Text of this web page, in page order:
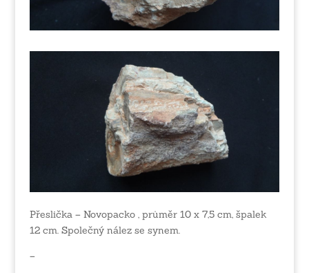
Přeslička – Novopacko , průměr 10 x 7,5 cm, špalek
12 cm. Společný nález se synem.
–